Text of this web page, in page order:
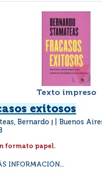
Texto impreso
exitosos
Bernardo Buenos
formato papel.
INFORMACIÓN...